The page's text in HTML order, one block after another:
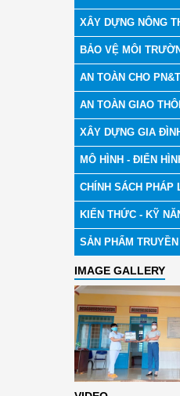
XÂY DỰNG NÔNG
BẢO VỆ MÔI
AN TOÀN CHO
AN TOÀN GIAO
XÂY DỰNG GIA
MÔ HÌNH - ĐIỂN
CHÍNH SÁCH PHÁP
KIẾN THỨC - KỸ
SẢN PHẨM
IMAGE GALLERY